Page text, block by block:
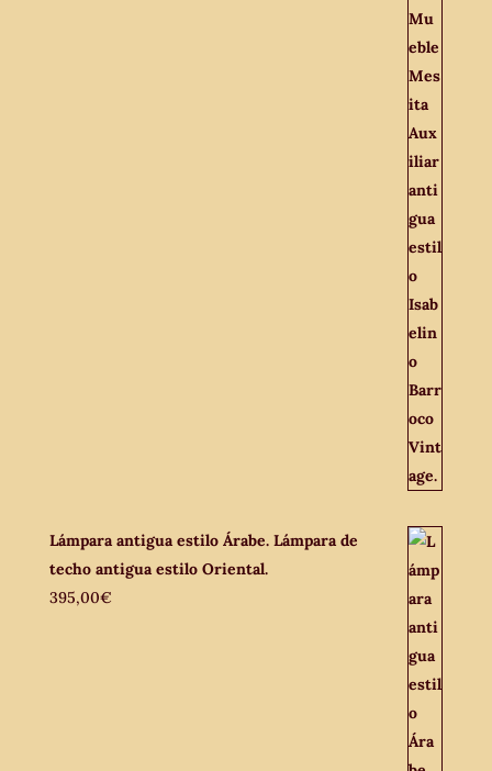
Lámpara antigua estilo Árabe. Lámpara de
techo antigua estilo Oriental.
395,00€